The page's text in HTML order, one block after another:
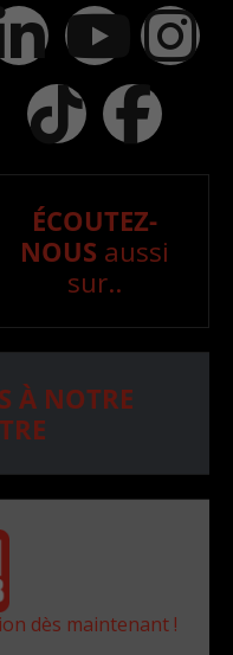
ÉCOUTEZ-
NOUS aussi
sur..
À NOTRE
dès maintenant !